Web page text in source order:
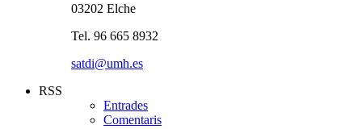
03202 Elche
Tel. 96 665 8932
satdi@umh.es
RSS
Entrades
Comentaris